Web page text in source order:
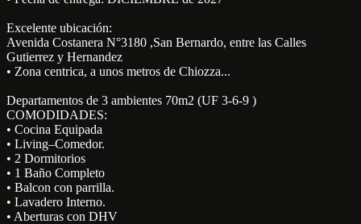
Excelente ubicación:
Avenida Costanera N°3180 ,San Bernardo, entre las Calles
Gutierrez y Hernandez
• Zona centrica, a unos metros de Chiozza...
Departamentos de 3 ambientes 70m2 (UF 3-6-9 )
COMODIDADES:
• Cocina Equipada
• Living–Comedor.
• 2 Dormitorios
• 1 Baño Completo
• Balcon con parrilla.
• Lavadero Interno.
• Aberturas con DHV